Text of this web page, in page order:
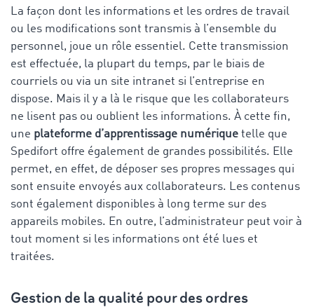
La façon dont les informations et les ordres de travail
ou les modifications sont transmis à l’ensemble du
personnel, joue un rôle essentiel. Cette transmission
est effectuée, la plupart du temps, par le biais de
courriels ou via un site intranet si l’entreprise en
dispose. Mais il y a là le risque que les collaborateurs
ne lisent pas ou oublient les informations. À cette fin,
une plateforme d’apprentissage numérique telle que
Spedifort offre également de grandes possibilités. Elle
permet, en effet, de déposer ses propres messages qui
sont ensuite envoyés aux collaborateurs. Les contenus
sont également disponibles à long terme sur des
appareils mobiles. En outre, l’administrateur peut voir à
tout moment si les informations ont été lues et
traitées.
Gestion de la qualité pour des ordres